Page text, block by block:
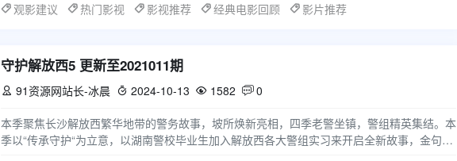
观影建议
热门影视 影视推荐 经典电影回顾 影片推荐
守护解放西5 更新至2021011期
 91资源网站长-冰晨  2024-10-13  1582  0
本季聚焦长沙解放西繁华地带的警务故事，坡所焕新亮相，四季老警坐镇，警组精英集结。本
季以“传承守护“为立意，以湖南警校毕业生加入解放西各大警组实习来开启全新故事，金句频